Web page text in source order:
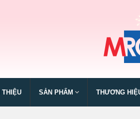
THIỆU SẢN PHẨM THƯƠNG